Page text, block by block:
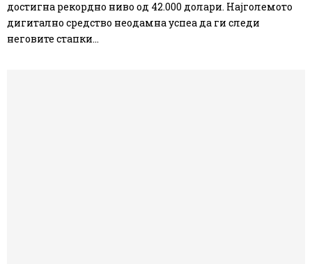
достигна рекордно ниво од 42.000 долари. Најголемото
дигитално средство неодамна успеа да ги следи
неговите стапки...